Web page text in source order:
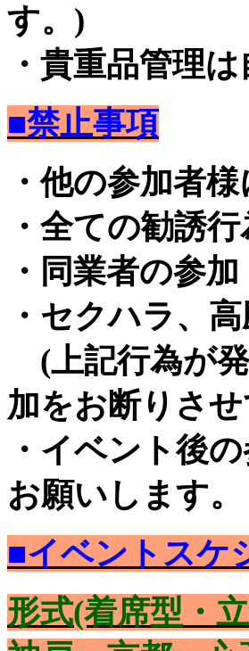
す。)
・貴重品管理
■禁止事項
・他の参加者
・全ての勧誘行
・同業者の参加
・セクハラ、
(上記行為が
加をお断りさ
・イベント後
お願いします。
■イベントスケ
形式(着席型・